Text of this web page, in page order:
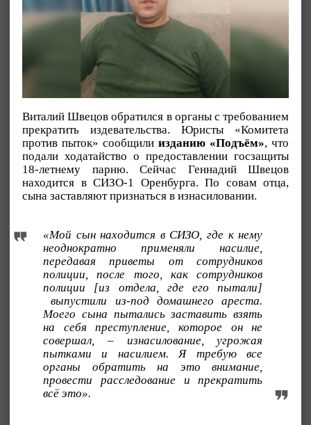
Виталий Швецов обратился в органы с требованием
прекратить издевательства. Юристы «Комитета
против пыток» сообщили изданию «Подъём», что
подали ходатайство о предоставлении госзащиты
18-летнему парню. Сейчас Геннадий Швецов
находится в СИЗО-1 Оренбурга. По совам отца,
сына заставляют признаться в изнасиловании.
«Мой сын находится в СИЗО, где к нему
неоднократно применяли насилие,
передавая приветы от сотрудников
полиции, после того, как сотрудников
полиции [из отдела, где его пытали]
выпустили из-под домашнего ареста.
Моего сына пытались заставить взять
на себя преступление, которое он не
совершал, – изнасилование, угрожая
пытками и насилием. Я требую все
органы обратить на это внимание,
провести расследование и прекратить
всё это».